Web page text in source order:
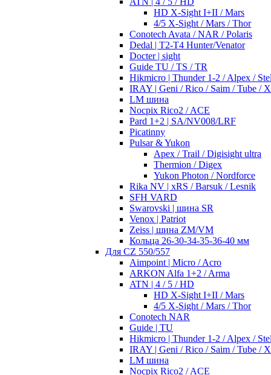
HD X-Sight I+II / Mars
4/5 X-Sight / Mars / Thor
Conotech Avata / NAR / Polaris
Dedal | T2-T4 Hunter/Venator
Docter | sight
Guide TU / TS / TR
Hikmicro | Thunder 1-2 / Alpex /
IRAY | Geni / Rico / Saim / Tube /
LM шина
Nocpix Rico2 / ACE
Pard 1+2 | SA/NV008/LRF
Picatinny
Pulsar & Yukon
Apex / Trail / Digisight ultra
Thermion / Digex
Yukon Photon / Nordforce
Rika NV | xRS / Barsuk / Lesnik
SFH VARD
Swarovski | шина SR
Venox | Patriot
Zeiss | шина ZM/VM
Кольца 26-30-34-35-36-40 мм
Для CZ 550/557
Aimpoint | Micro / Acro
ARKON Alfa 1+2 / Arma
ATN | 4 / 5 / HD
HD X-Sight I+II / Mars
4/5 X-Sight / Mars / Thor
Conotech NAR
Guide | TU
Hikmicro | Thunder 1-2 / Alpex /
IRAY | Geni / Rico / Saim / Tube /
LM шина
Nocpix Rico2 / ACE